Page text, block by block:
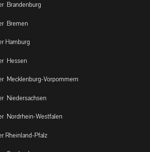
Brandenburg
Bremen
Hamburg
Hessen
Mecklenburg-Vorpommern
Niedersachsen
Nordrhein-Westfalen
Rheinland-Pfalz